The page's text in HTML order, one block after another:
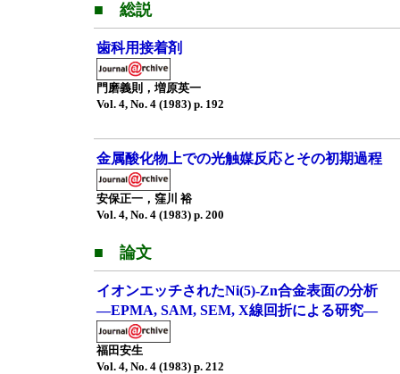
■ 総説
歯科用接着剤
門磨義則，増原英一
Vol. 4, No. 4 (1983) p. 192
金属酸化物上での光触媒反応とその初期過程
安保正一，窪川 裕
Vol. 4, No. 4 (1983) p. 200
■ 論文
イオンエッチされたNi(5)-Zn合金表面の分析
—EPMA, SAM, SEM, X線回折による研究—
福田安生
Vol. 4, No. 4 (1983) p. 212